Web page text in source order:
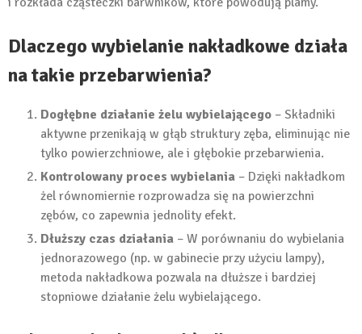
Dlaczego wybielanie nakładkowe działa
na takie przebarwienia?
Dogłębne działanie żelu wybielającego – Składniki
aktywne przenikają w głąb struktury zęba, eliminując nie
tylko powierzchniowe, ale i głębokie przebarwienia.
Kontrolowany proces wybielania – Dzięki nakładkom
żel równomiernie rozprowadza się na powierzchni
zębów, co zapewnia jednolity efekt.
Dłuższy czas działania – W porównaniu do wybielania
jednorazowego (np. w gabinecie przy użyciu lampy),
metoda nakładkowa pozwala na dłuższe i bardziej
stopniowe działanie żelu wybielającego.